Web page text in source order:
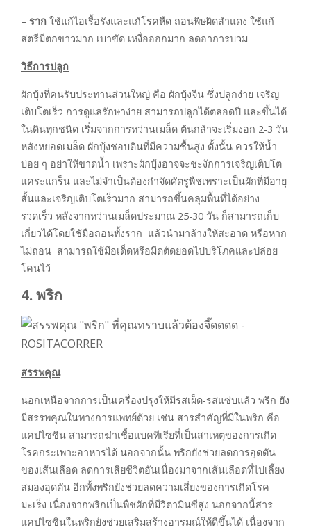
– ราก ใช้แก้ไอเรื้อรังและแก้โรคหืด ถอนพิษผิดสำแดง ใช้แก้
สตรีมีตกขาวมาก เบาขัด เหงื่อออกมาก ลดอาการบวม
วิธีการปลูก
ผักบุ้งที่คนรับประทานส่วนใหญ่ คือ ผักบุ้งจีน ซึ่งปลูกง่าย เจริญ
เติบโตเร็ว การดูแลรักษาง่าย สามารถปลูกได้ตลอดปี และขึ้นได้
ในดินทุกชนิด เริ่มจากการหว่านเมล็ด ต้นกล้าจะเริ่มงอก 2-3 วัน
หลังหยอดเมล็ด ผักบุ้งชอบดินที่มีความชื้นสูง ดั้งนั้น ควรให้น้ำ
บ่อย ๆ อย่าให้ขาดน้ำ เพราะผักบุ้งอาจจะชะงักการเจริญเติบโต
แคระแกร็น และไม่จำเป็นต้องกำจัดศัตรูพืชเพราะเป็นผักที่มีอายุ
สั้นและเจริญเติบโตเร็วมาก สามารถขึ้นคลุมพื้นที่ได้อย่าง
รวดเร็ว หลังจากหว่านเมล็ดประมาณ 25-30 วัน ก็สามารถเก็บ
เกี่ยวได้โดยใช้มือถอนทั้งราก แล้วนำมาล้างให้สะอาด หรือหาก
ไม่ถอน สามารถใช้มือเด็ดหรือมีดตัดยอดไปบริโภคและปล่อย
โคนไว้
4. พริก
สรรพคุณ
นอกเหนือจากการเป็นเครื่องปรุงให้มีรสเผ็ด-รสแซ่บแล้ว พริก ยัง
มีสรรพคุณในทางการแพทย์ด้วย เช่น สารสำคัญที่มีในพริก คือ
แคปไซซิน สามารถฆ่าเชื้อแบคทีเรียที่เป็นสาเหตุของการเกิด
โรคกระเพาะอาหารได้ นอกจากนั้น พริกยังช่วยลดการอุดตัน
ของเส้นเลือด ลดการเสียชีวิตอันเนื่องมาจากเส้นเลือดที่ไปเลี้ยง
สมองอุดตัน อีกทั้งพริกยังช่วยลดความเสี่ยงของการเกิดโรค
มะเร็ง เนื่องจากพริกเป็นพืชผักที่มีวิตามินซีสูง นอกจากนี้สาร
แคปไซซินในพริกยังช่วยเสริมสร้างอารมณ์ให้ดีขึ้นได้ เนื่องจาก